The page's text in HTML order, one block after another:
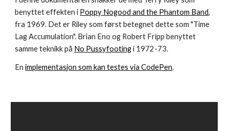
benyttet effekten i Poppy Nogood and the Phantom Band,
fra 1969. Det er Riley som først betegnet dette som "Time
Lag Accumulation". Brian Eno og Robert Fripp benyttet
samme teknikk på No Pussyfootingi 1972-73.
Enimplementasjon som kan testes via CodePen.